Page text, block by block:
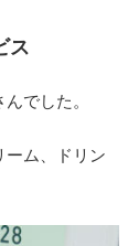
ス
でした。
ーム、ドリン